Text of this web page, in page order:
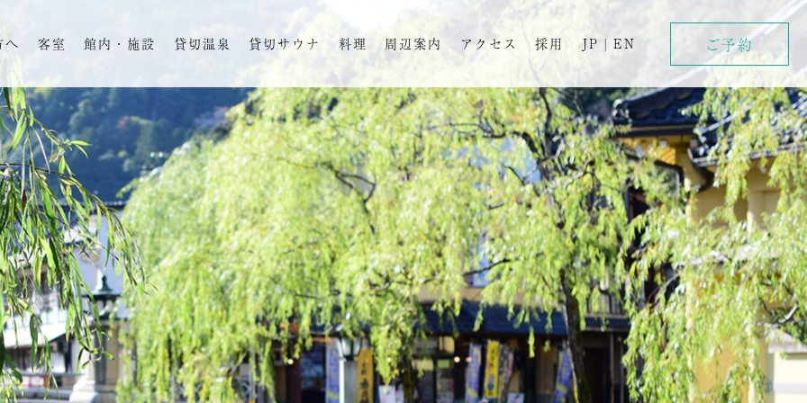
へ 客室 館内・施設 貸切温泉 貸切サウナ 料理 周辺案内 アクセス 採用 JP | EN ご予約